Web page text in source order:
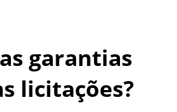
garantias
licitações?